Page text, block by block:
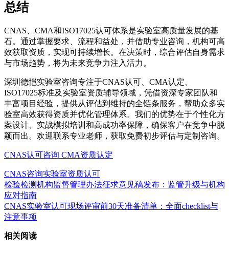
总结
CNAS、CMA和ISO17025认可体系是实验室高质量发展的基
石。通过掌握要求、流程和益处，并借助专业咨询，机构可高
效获取资质，实现可持续增长。在决策时，综合评估自身需求
与市场趋势，将为未来竞争力注入活力。
深圳德恺实验室咨询专注于CNAS认可、CMA认定、
ISO17025标准及实验室资质辅导领域，凭借资深专家团队和
丰富项目经验，提供从评估到维持的全链条服务，帮助众多实
验室高效获得资质并优化管理体系。我们的优势在于个性化方
案设计、实战模拟培训和高成功率保障，确保客户在竞争中脱
颖而出。欢迎联系专业老师，获取免费初步评估与定制咨询。
CNAS认可咨询 CMA资质认定
CNAS咨询实验室资质认可
检验检测机构监督管理办法征求意见稿发布：监管升级与机构
应对指南
CNAS实验室认可现场评审前30天准备清单：全面checklist与
注意事项
相关阅读